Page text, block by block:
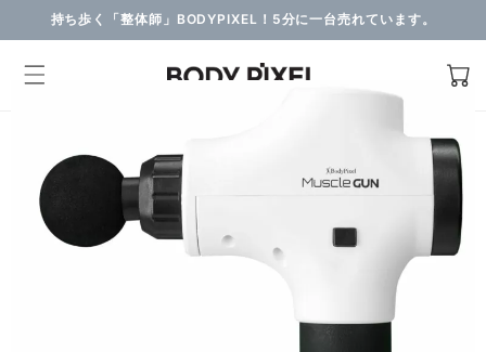
持ち歩く「整体師」BODYPIXEL！5分に一台売れています。